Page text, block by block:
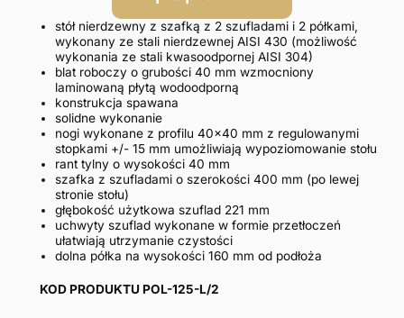
stół nierdzewny z szafką z 2 szufladami i 2 półkami,
wykonany ze stali nierdzewnej AISI 430 (możliwość
wykonania ze stali kwasoodpornej AISI 304)
blat roboczy o grubości 40 mm wzmocniony
laminowaną płytą wodoodporną
konstrukcja spawana
solidne wykonanie
nogi wykonane z profilu 40×40 mm z regulowanymi
stopkami +/- 15 mm umożliwiają wypoziomowanie stołu
rant tylny o wysokości 40 mm
szafka z szufladami o szerokości 400 mm (po lewej
stronie stołu)
głębokość użytkowa szuflad 221 mm
uchwyty szuflad wykonane w formie przetłoczeń
ułatwiają utrzymanie czystości
dolna półka na wysokości 160 mm od podłoża
KOD PRODUKTU POL-125-L/2